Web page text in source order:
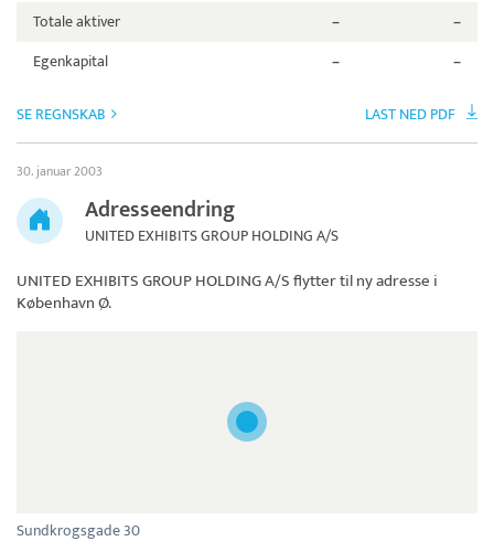
Totale aktiver
–
–
Egenkapital
– –
SE REGNSKAB LAST NED PDF
30. januar 2003
Adresseendring
UNITED EXHIBITS GROUP HOLDING A/S
UNITED EXHIBITS GROUP HOLDING A/Sflytter til ny adresse i
København Ø.
Sundkrogsgade 30